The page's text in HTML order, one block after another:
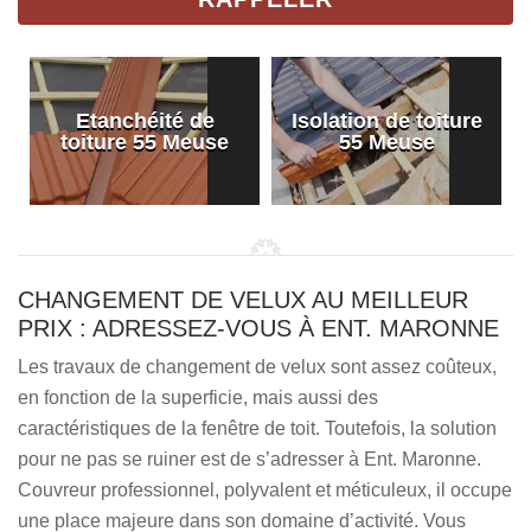
Etanchéité de
toiture 55 Meuse
Isolation de toiture
55 Meuse
CHANGEMENT DE VELUX AU MEILLEUR
PRIX : ADRESSEZ-VOUS À ENT. MARONNE
Les travaux de changement de velux sont assez coûteux,
en fonction de la superficie, mais aussi des
caractéristiques de la fenêtre de toit. Toutefois, la solution
pour ne pas se ruiner est de s’adresser à Ent. Maronne.
Couvreur professionnel, polyvalent et méticuleux, il occupe
une place majeure dans son domaine d’activité. Vous